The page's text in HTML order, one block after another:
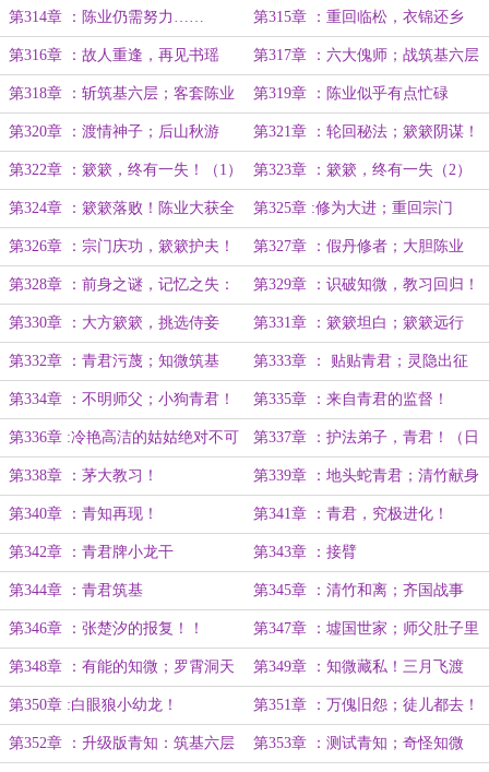
第314章 ：陈业仍需努力…… 第315章 ：重回临松，衣锦还乡
第316章 ：故人重逢，再见书瑶 第317章 ：六大傀师；战筑基六层
第318章 ：斩筑基六层；客套陈业 第319章 ：陈业似乎有点忙碌
第320章 ：渡情神子；后山秋游 第321章 ：轮回秘法；簌簌阴谋！
第322章 ：簌簌，终有一失！（1） 第323章 ：簌簌，终有一失（2）
第324章 ：簌簌落败！陈业大获全
胜！
第325章 :修为大进；重回宗门
第326章 ：宗门庆功，簌簌护夫！ 第327章 ：假丹修者；大胆陈业
第328章 ：前身之谜，记忆之失： 第329章 ：识破知微，教习回归！
第330章 ：大方簌簌，挑选侍妾 第331章 ：簌簌坦白；簌簌远行
第332章 ：青君污蔑；知微筑基 第333章 ： 贴贴青君；灵隐出征
第334章 ：不明师父；小狗青君！
（元旦快乐！）
第335章 ：来自青君的监督！
第336章 :冷艳高洁的姑姑绝对不可
能……
第337章 ：护法弟子，青君！（日
万day1）
第338章 ：茅大教习！ 第339章 ：地头蛇青君；清竹献身
第340章 ：青知再现！ 第341章 ：青君，究极进化！
第342章 ：青君牌小龙干
（5600/10000）
第343章 ：接臂
第344章 ：青君筑基 第345章 ：清竹和离；齐国战事
第346章 ：张楚汐的报复！！ 第347章 ：墟国世家；师父肚子里
的虫！
第348章 ：有能的知微；罗霄洞天 第349章 ：知微藏私！三月飞渡
第350章 :白眼狼小幼龙！ 第351章 ：万傀旧怨；徒儿都去！
第352章 ：升级版青知：筑基六层 第353章 ：测试青知；奇怪知微